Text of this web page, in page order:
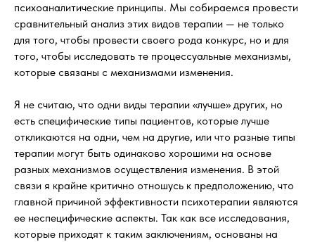
психоаналитические принципы. Мы собираемся провести
сравнительный анализ этих видов терапии — не только
для того, чтобы провести своего рода конкурс, но и для
того, чтобы исследовать те процессуальные механизмы,
которые связаны с механизмами изменения.
Я не считаю, что одни виды терапии «лучше» других, но
есть специфические типы пациентов, которые лучше
откликаются на одни, чем на другие, или что разные типы
терапии могут быть одинаково хорошими на основе
разных механизмов осуществления изменения. В этой
связи я крайне критично отношусь к предположению, что
главной причиной эффективности психотерапии являются
ее неспецифические аспекты. Так как все исследования,
которые приходят к таким заключениям, основаны на